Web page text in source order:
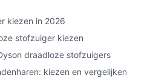
kiezen in 2026
stofzuiger kiezen
draadloze stofzuigers
kiezen en vergelijken